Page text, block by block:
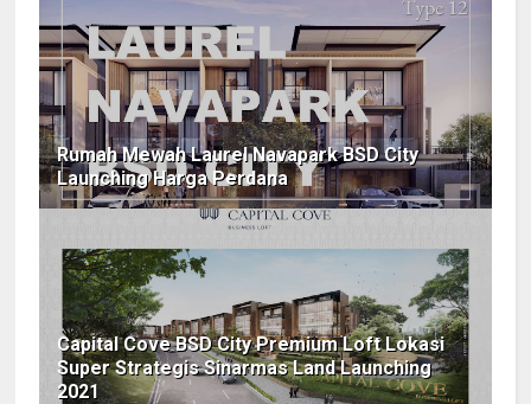
Rumah Mewah Laurel Navapark BSD City
Launching Harga Perdana
Capital Cove BSD City Premium Loft Lokasi
Super Strategis Sinarmas Land Launching
2021